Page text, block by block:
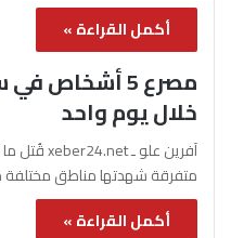
أكمل القراءة »
مصرع 5
خلال يوم واحد
متفرقة شهدتها مناطق مختلفة
أكمل القراءة »